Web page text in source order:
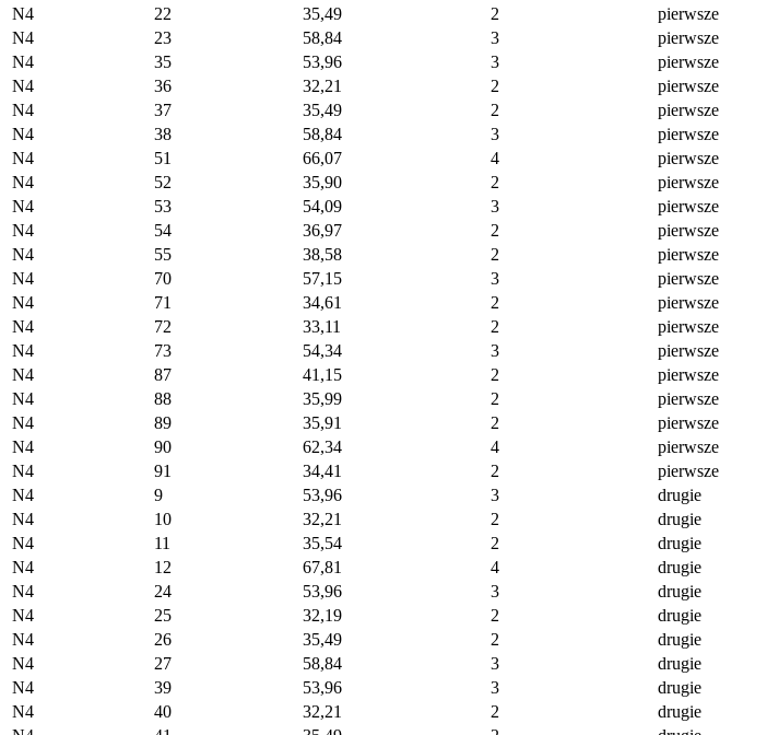
N4
22 35,49 2 pierwsze
N4
23 58,84 3 pierwsze
N4
35 53,96 3 pierwsze
N4
36 32,21 2 pierwsze
N4
37 35,49 2 pierwsze
N4
38 58,84 3 pierwsze
N4
51 66,07 4 pierwsze
N4
52 35,90 2 pierwsze
N4
53 54,09 3 pierwsze
N4
54 36,97 2 pierwsze
N4
55 38,58 2 pierwsze
N4
70 57,15 3 pierwsze
N4
71 34,61 2 pierwsze
N4
72 33,11 2 pierwsze
N4
73 54,34 3 pierwsze
N4
87 41,15 2 pierwsze
N4
88 35,99 2 pierwsze
N4
89 35,91 2 pierwsze
N4
90 62,34 4 pierwsze
N4
91 34,41 2 pierwsze
N4
9 53,96 3 drugie
N4
10 32,21 2 drugie
N4
11 35,54 2 drugie
N4
12 67,81 4 drugie
N4
24 53,96 3 drugie
N4
25 32,19 2 drugie
N4
26 35,49 2 drugie
N4
27 58,84 3 drugie
N4
39 53,96 3 drugie
N4
40 32,21 2 drugie